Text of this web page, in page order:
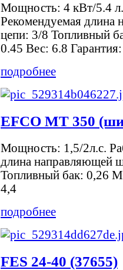
Мощность: 4 кВт/5.4
Рекомендуемая
цепи: 3/8 Топливный
0.45 Вес: 6.8
подробнее
EFCO МТ 350
Мощность: 1,5/2л.с.
длина направляющей
Топливный бак: 0,26
4,4
подробнее
FES 24-40 (37655)